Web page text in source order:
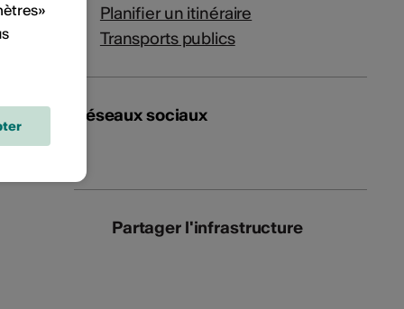
Planifier un itinéraire
Transports publics
Réseaux sociaux
Partager l'infrastructure